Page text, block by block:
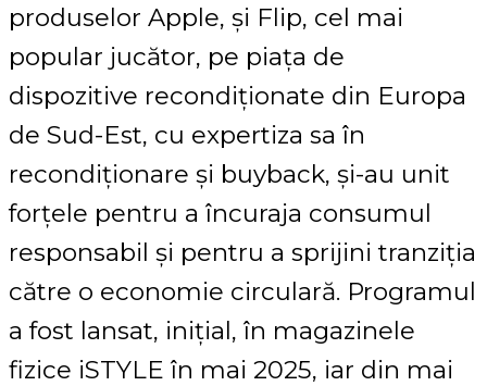
produselor Apple, și Flip, cel mai
popular jucător, pe piața de
dispozitive recondiționate din Europa
de Sud-Est, cu expertiza sa în
recondiționare și buyback, și-au unit
forțele pentru a încuraja consumul
responsabil și pentru a sprijini tranziția
către o economie circulară. Programul
a fost lansat, inițial, în magazinele
fizice iSTYLE în mai 2025, iar din mai